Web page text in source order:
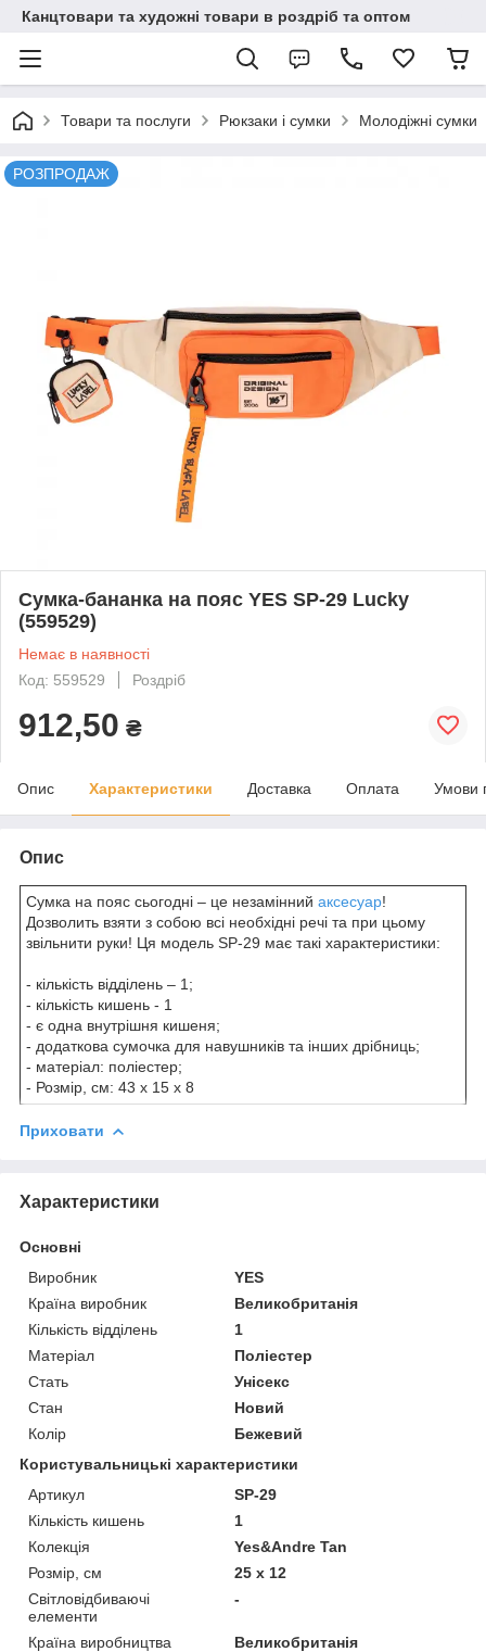
Канцтовари та художні товари в роздріб та оптом
Товари та послуги Рюкзаки і сумки Молодіжні сумки
РОЗПРОДАЖ
Сумка-бананка на пояс YES SP-29 Lucky
(559529)
Немає в наявності
Код: 559529
Роздріб
912,50 ₴
Опис Характеристики Доставка Оплата Умови
Опис
Сумка на пояс сьогодні – це незамінний аксесуар!
Дозволить взяти з собою всі необхідні речі та при цьому
звільнити руки! Ця модель SP-29 має такі характеристики:
- кількість відділень – 1;
- кількість кишень - 1
- є одна внутрішня кишеня;
- додаткова сумочка для навушників та інших дрібниць;
- матеріал: поліестер;
- Розмір, см: 43 x 15 x 8
Приховати
Характеристики
Основні
Виробник
YES
Країна виробник
Великобританія
Кількість відділень
1
Матеріал
Поліестер
Стать
Унісекс
Стан
Новий
Колір
Бежевий
Користувальницькі характеристики
Артикул
SP-29
Кількість кишень
1
Колекція
Yes&Andre Tan
Розмір, см
25 x 12
Світловідбиваючі
елементи
-
Країна виробництва
Великобританія